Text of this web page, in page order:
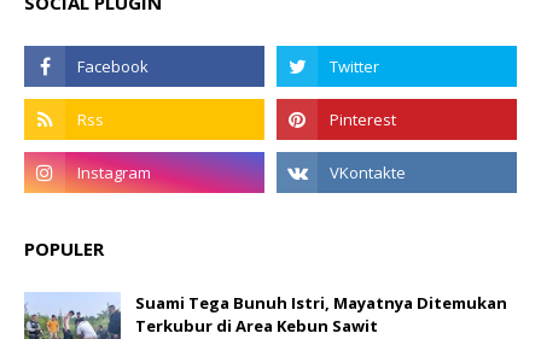
POPULER
Suami Tega Bunuh Istri, Mayatnya Ditemukan
Terkubur di Area Kebun Sawit